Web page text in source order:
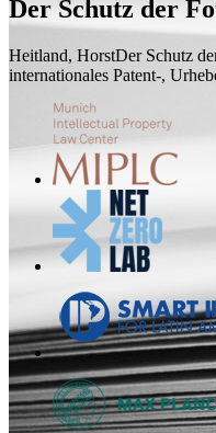
Der Schutz der
Heitland, HorstDer Schutz
internationales Patent-,